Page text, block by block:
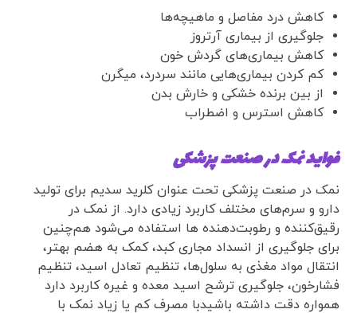
کاهش درد مفاصل و ماهیچه‌ها
جلوگیری از بیماری آرتروز
کاهش بیماری‌های گردش خون
کم کردن بیماری‌هایی مانند سردرد، میگرن
از بین برنده خشکی و خارش بدن
کاهش استرس و اضطراب
فواید نمک در صنعت پزشکی
نمک در صنعت پزشکی تحت عنوان کلرید سدیم برای تولید
دارو و سرم‌های مختلف کاربر‌د‌ زیادی دارد. از نمک در
رقیق‌کننده و رطوبت‌دهنده ها استفاده می‌شود هم‌چنین
برای جلوگیری از انسداد مجاری کبد، کمک به هضم بهتر،
انتقال مواد مغذی به سلول‌ها، تنظیم تعادل اسید، تنظیم
فشارخون، جلوگیری ترشح اسید معده و غیره کاربرد دارد
همواره دقت داشته باشیدبا مصرف کم یا زیاد نمک با